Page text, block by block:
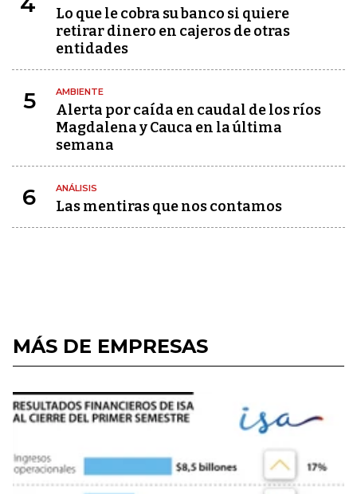
Lo que le cobra su banco si quiere
retirar dinero en cajeros de otras
entidades
5 AMBIENTE
Alerta por caída en caudal de los ríos
Magdalena y Cauca en la última
semana
6 ANÁLISIS
Las mentiras que nos contamos
MÁS DE EMPRESAS